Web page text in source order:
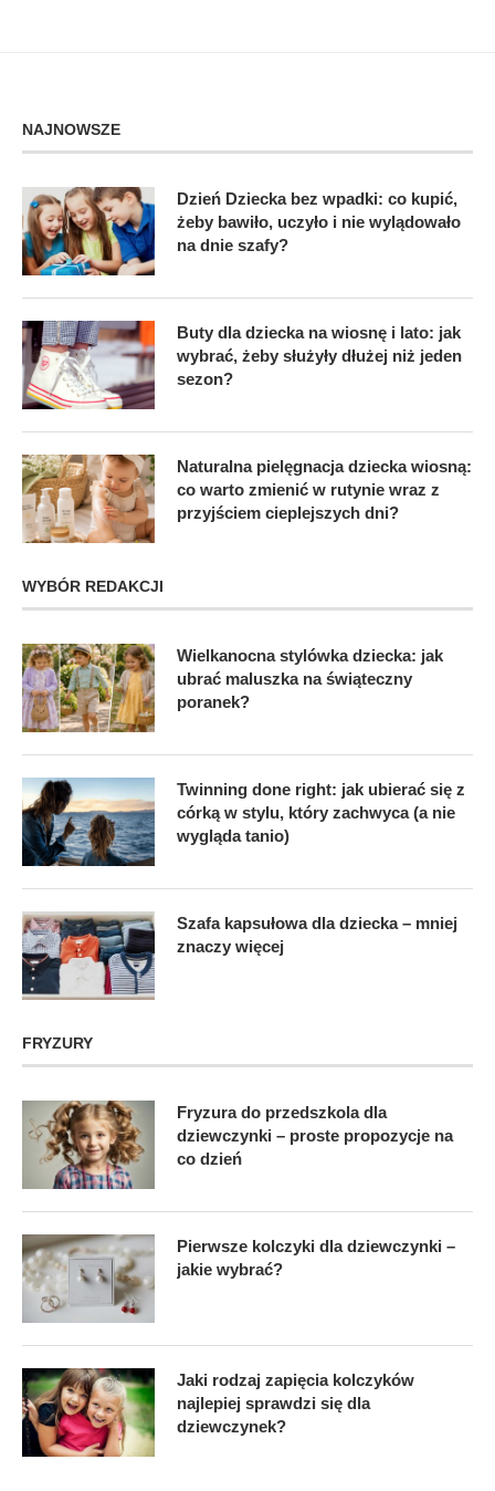
NAJNOWSZE
Dzień Dziecka bez wpadki: co kupić,
żeby bawiło, uczyło i nie wylądowało
na dnie szafy?
Buty dla dziecka na wiosnę i lato: jak
wybrać, żeby służyły dłużej niż jeden
sezon?
Naturalna pielęgnacja dziecka wiosną:
co warto zmienić w rutynie wraz z
przyjściem cieplejszych dni?
WYBÓR REDAKCJI
Wielkanocna stylówka dziecka: jak
ubrać maluszka na świąteczny
poranek?
Twinning done right: jak ubierać się z
córką w stylu, który zachwyca (a nie
wygląda tanio)
Szafa kapsułowa dla dziecka – mniej
znaczy więcej
FRYZURY
Fryzura do przedszkola dla
dziewczynki – proste propozycje na
co dzień
Pierwsze kolczyki dla dziewczynki –
jakie wybrać?
Jaki rodzaj zapięcia kolczyków
najlepiej sprawdzi się dla
dziewczynek?